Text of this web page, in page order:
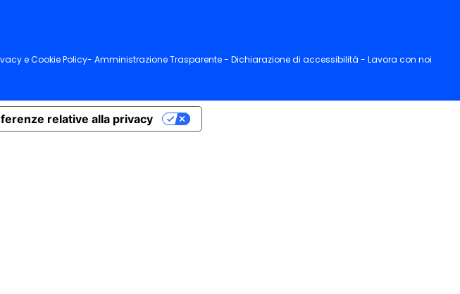
eCookiePolicy- Amministrazione Trasparente - Dichiarazione di accessibilità - Lavora con noi
relative alla privacy